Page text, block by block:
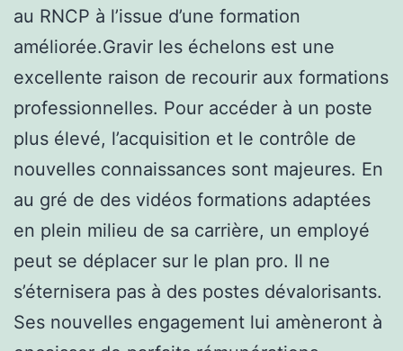
au RNCP à l’issue d’une formation
améliorée.Gravir les échelons est une
excellente raison de recourir aux formations
professionnelles. Pour accéder à un poste
plus élevé, l’acquisition et le contrôle de
nouvelles connaissances sont majeures. En
au gré de des vidéos formations adaptées
en plein milieu de sa carrière, un employé
peut se déplacer sur le plan pro. Il ne
s’éternisera pas à des postes dévalorisants.
Ses nouvelles engagement lui amèneront à